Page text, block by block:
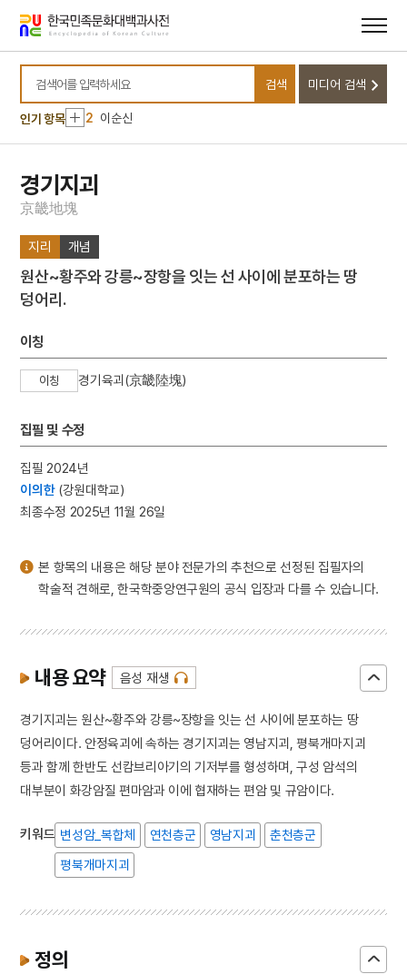
바로가기
바로가기
검색어를 입력하세요
검색 미디어 검색
인기 항목
10 고령 본관동 고분군
1 데릴사위
2 이순신
3 금성대군
4
7
8 조선책략
1 데릴사위
2
이순신
4 북조선임시인민위원회
5
6
가야금병창
9 춘천 증리 고분군
경기지괴
京畿地塊
지리 개념
원산~황주와 강릉~장항을 잇는 선 사이에 분포하는 땅
덩어리.
이칭
이칭 경기육괴(京畿陸塊)
집필 및 수정
집필 2024년
이의한 (강원대학교)
최종수정 2025년 11월 26일
본 항목의 내용은 해당 분야 전문가의 추천으로 선정된 집필자의
학술적 견해로, 한국학중앙연구원의 공식 입장과 다를 수 있습니다.
내용 요약 음성 재생
경기지괴는 원산~황주와 강릉~장항을 잇는 선 사이에 분포하는 땅
덩어리이다. 안정육괴에 속하는 경기지괴는 영남지괴, 평북개마지괴
등과 함께 한반도 선캄브리아기의 기저부를 형성하며, 구성 암석의
대부분이 화강암질 편마암과 이에 협재하는 편암 및 규암이다.
키워드 변성암_복합체 연천층군 영남지괴
춘천층군
평북개마지괴
정의